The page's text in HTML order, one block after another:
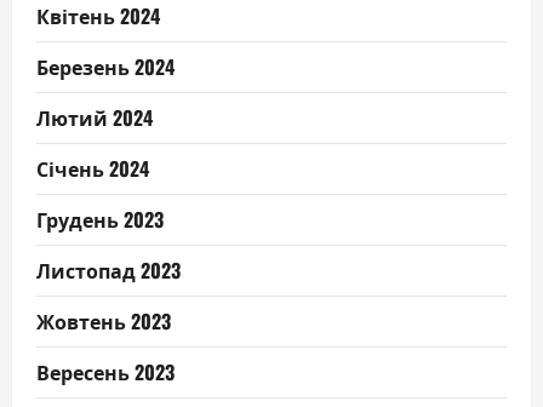
Квітень 2024
Березень 2024
Лютий 2024
Січень 2024
Грудень 2023
Листопад 2023
Жовтень 2023
Вересень 2023